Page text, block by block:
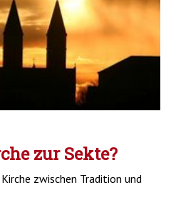
zur Sekte?
zwischen Tradition und